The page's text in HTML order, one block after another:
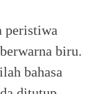
peristiwa
biru.
bahasa